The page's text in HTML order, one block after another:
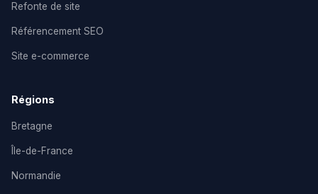
Refonte de site
Référencement SEO
Site e-commerce
Régions
Bretagne
Île-de-France
Normandie